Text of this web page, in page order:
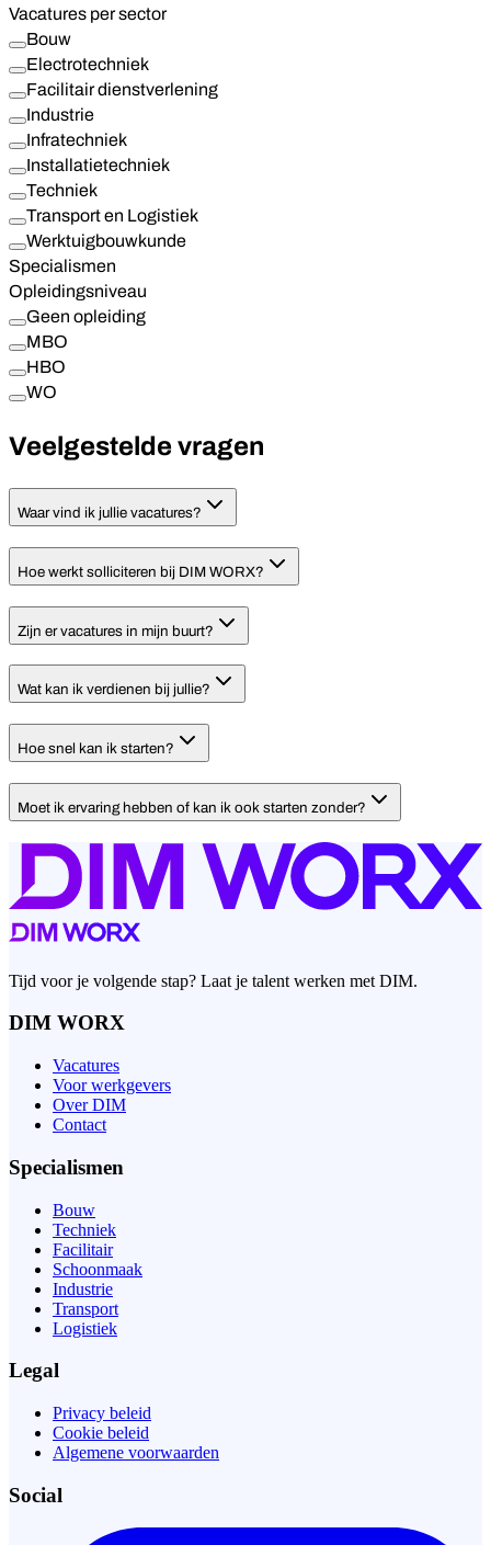
Vacatures per sector
Bouw
Electrotechniek
Facilitair dienstverlening
Industrie
Infratechniek
Installatietechniek
Techniek
Transport en Logistiek
Werktuigbouwkunde
Specialismen
Opleidingsniveau
Geen opleiding
MBO
HBO
WO
Veelgestelde vragen
Waar vind ik jullie vacatures?
Hoe werkt solliciteren bij DIM WORX?
Zijn er vacatures in mijn buurt?
Wat kan ik verdienen bij jullie?
Hoe snel kan ik starten?
Moet ik ervaring hebben of kan ik ook starten zonder?
Tijd voor je volgende stap? Laat je talent werken met DIM.
DIM WORX
Vacatures
Voor werkgevers
Over DIM
Contact
Specialismen
Bouw
Techniek
Facilitair
Schoonmaak
Industrie
Transport
Logistiek
Legal
Privacy beleid
Cookie beleid
Algemene voorwaarden
Social